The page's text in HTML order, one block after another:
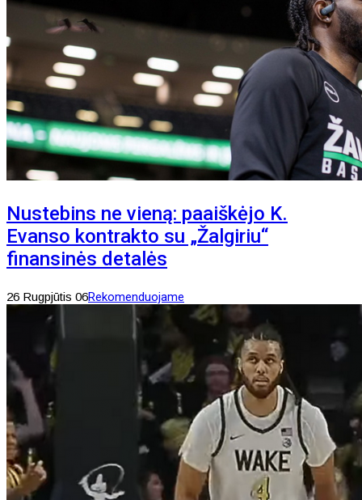
Nustebins ne vieną: paaiškėjo K.
Evanso kontrakto su „Žalgiriu“
finansinės detalės
26 Rugpjūtis 06Rekomenduojame